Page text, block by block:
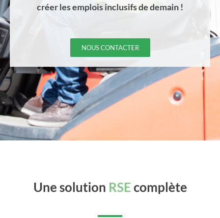
créer les emplois inclusifs de demain !
NOUS CONTACTER
Une solution RSEcomplète